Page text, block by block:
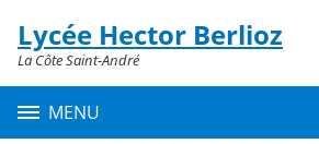
Menu de la rubrique
Contenu
Lycée Hector Berlioz
La Côte Saint-André
MENU